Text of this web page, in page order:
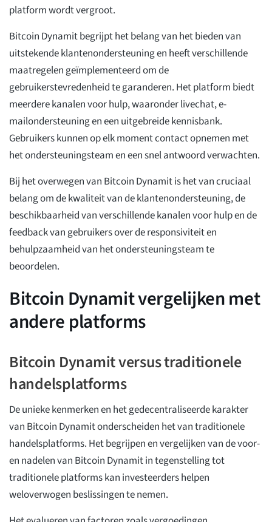
platform wordt vergroot.
Bitcoin Dynamit begrijpt het belang van het bieden van
uitstekende klantenondersteuning en heeft verschillende
maatregelen geïmplementeerd om de
gebruikerstevredenheid te garanderen. Het platform biedt
meerdere kanalen voor hulp, waaronder livechat, e-
mailondersteuning en een uitgebreide kennisbank.
Gebruikers kunnen op elk moment contact opnemen met
het ondersteuningsteam en een snel antwoord verwachten.
Bij het overwegen van Bitcoin Dynamit is het van cruciaal
belang om de kwaliteit van de klantenondersteuning, de
beschikbaarheid van verschillende kanalen voor hulp en de
feedback van gebruikers over de responsiviteit en
behulpzaamheid van het ondersteuningsteam te
beoordelen.
Bitcoin Dynamit vergelijken met
andere platforms
Bitcoin Dynamit versus traditionele
handelsplatforms
De unieke kenmerken en het gedecentraliseerde karakter
van Bitcoin Dynamit onderscheiden het van traditionele
handelsplatforms. Het begrijpen en vergelijken van de voor-
en nadelen van Bitcoin Dynamit in tegenstelling tot
traditionele platforms kan investeerders helpen
weloverwogen beslissingen te nemen.